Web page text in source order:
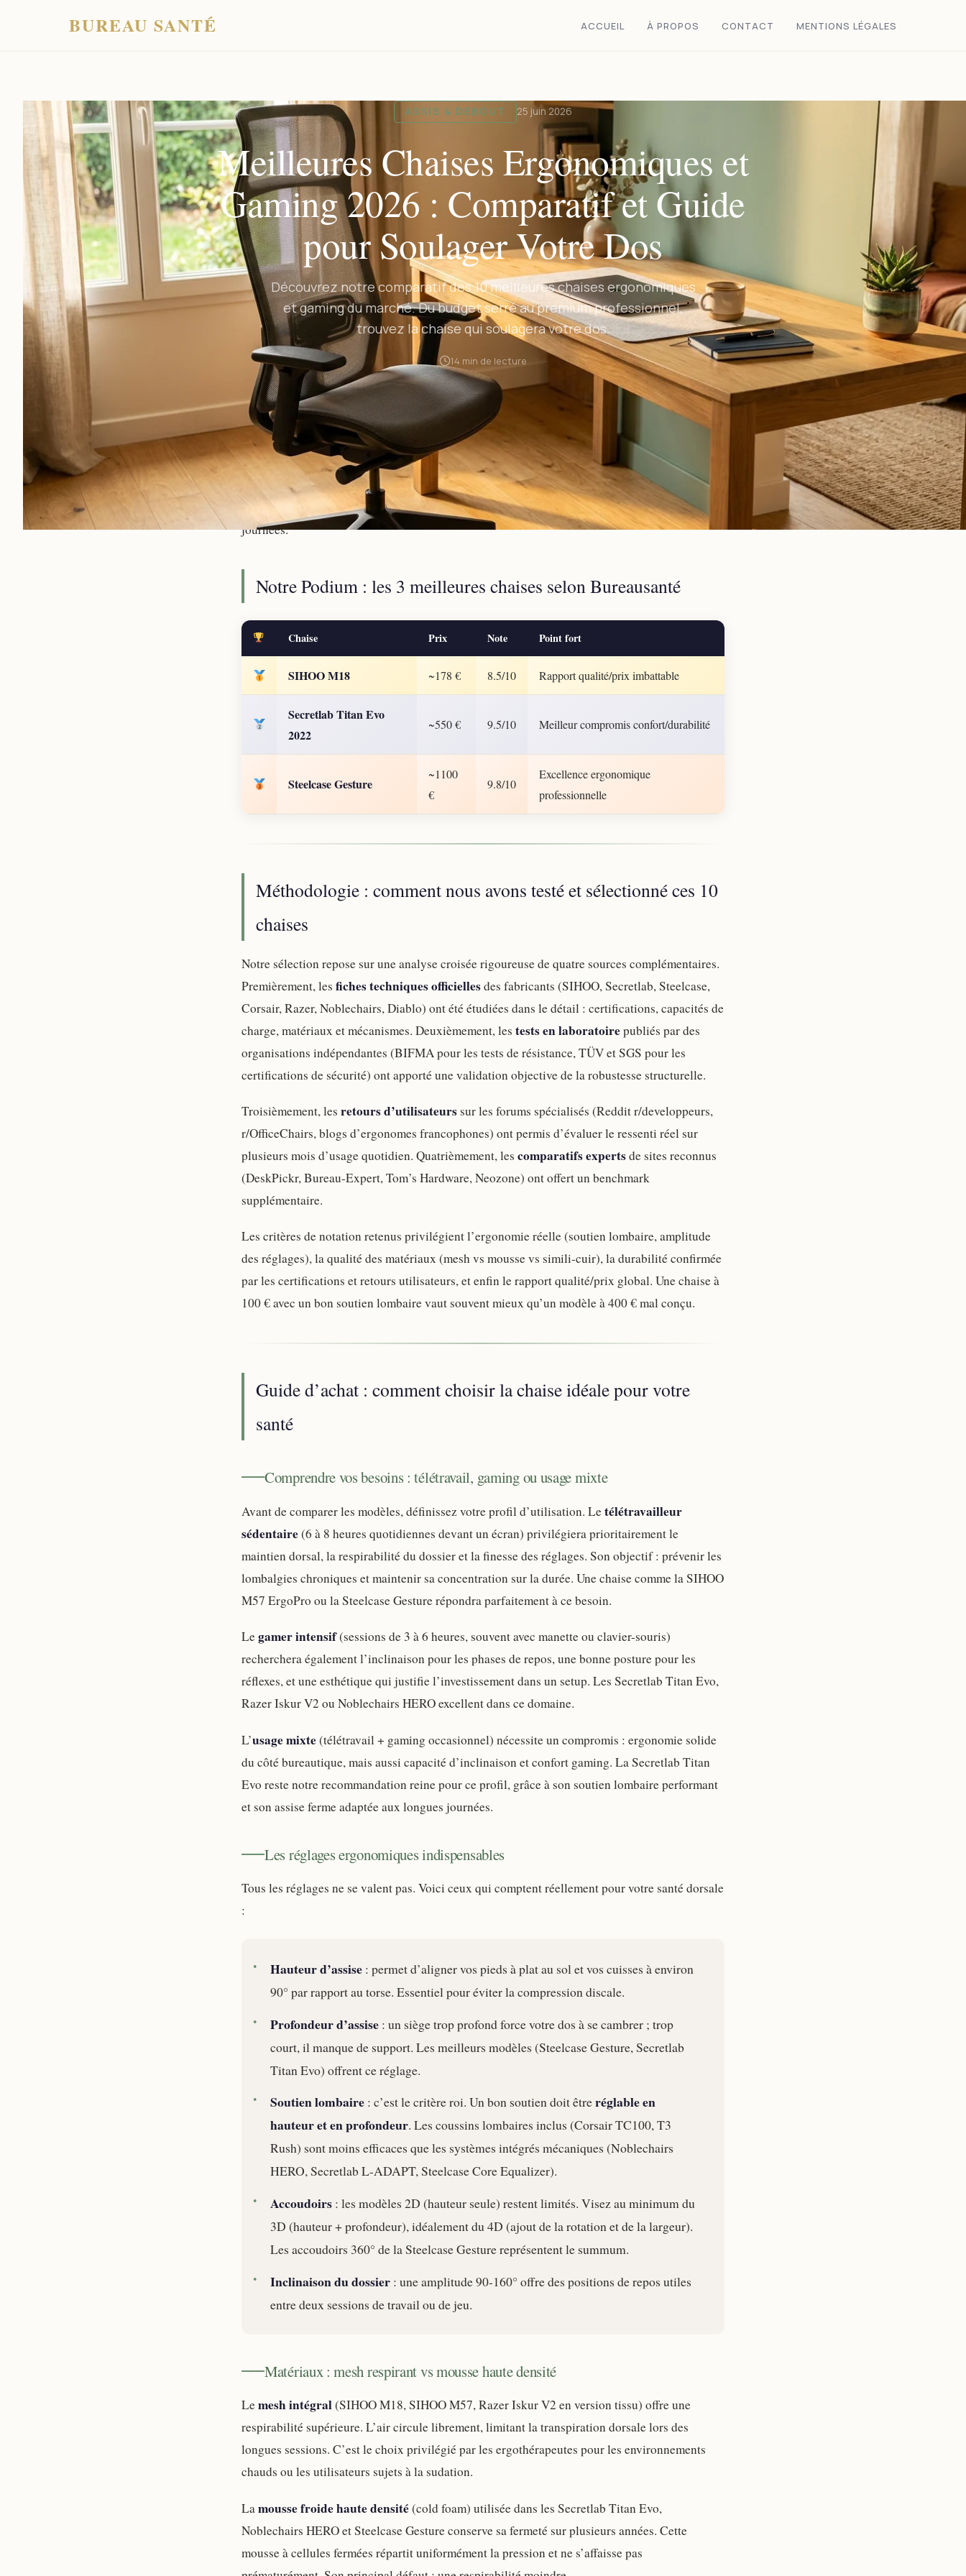
BUREAU SANTÉ ACCUEIL À PROPOS CONTACT MENTIONS LÉGALES
ASSIS & DEBOUT 25 juin 2026
Meilleures Chaises Ergonomiques et
Gaming 2026 : Comparatif et Guide
pour Soulager Votre Dos
Découvrez notre comparatif des 10 meilleures chaises ergonomiques
et gaming du marché. Du budget serré au premium professionnel,
trouvez la chaise qui soulagera votre dos.
14 min de lecture
Les douleurs dorsales liées au travail prolongé en position assise concernent aujourd’hui plus
de 60 % des actifs français. Face à ce constat, le choix d’une assise adaptée n’est plus un luxe
mais une nécessité. Bureausanté a analysé, décortiqué et comparé les 10 meilleures chaises
ergonomiques et gaming du marché pour vous permettre de trouver celle qui transformera vos
journées.
Notre Podium : les 3 meilleures chaises selon Bureausanté
Chaise Prix Note Point fort
SIHOO M18 ~178 € 8.5/10 Rapport qualité/prix imbattable
Secretlab Titan Evo
2022
~550 € 9.5/10 Meilleur compromis confort/durabilité
Steelcase Gesture
~1100
€
9.8/10
Excellence ergonomique
professionnelle
Méthodologie : comment nous avons testé et sélectionné ces 10
chaises
Notre sélection repose sur une analyse croisée rigoureuse de quatre sources complémentaires.
Premièrement, les fiches techniques officiellesdes fabricants (SIHOO, Secretlab, Steelcase,
Corsair, Razer, Noblechairs, Diablo) ont été étudiées dans le détail : certifications, capacités de
charge, matériaux et mécanismes. Deuxièmement, les tests en laboratoirepubliés par des
organisations indépendantes (BIFMA pour les tests de résistance, TÜV et SGS pour les
certifications de sécurité) ont apporté une validation objective de la robustesse structurelle.
Troisièmement, les retours d’utilisateurs sur les forums spécialisés (Reddit r/developpeurs,
r/OfficeChairs, blogs d’ergonomes francophones) ont permis d’évaluer le ressenti réel sur
plusieurs mois d’usage quotidien. Quatrièmement, les comparatifs expertsde sites reconnus
(DeskPickr, Bureau-Expert, Tom’s Hardware, Neozone) ont offert un benchmark
supplémentaire.
Les critères de notation retenus privilégient l’ergonomie réelle (soutien lombaire, amplitude
des réglages), la qualité des matériaux (mesh vs mousse vs simili-cuir), la durabilité confirmée
par les certifications et retours utilisateurs, et enfin le rapport qualité/prix global. Une chaise à
100 € avec un bon soutien lombaire vaut souvent mieux qu’un modèle à 400 € mal conçu.
Guide d’achat : comment choisir la chaise idéale pour votre
santé
Comprendre vos besoins : télétravail, gaming ou usage mixte
Avant de comparer les modèles, définissez votre profil d’utilisation. Letélétravailleur
sédentaire(6 à 8 heures quotidiennes devant un écran) privilégiera prioritairement le
maintien dorsal, la respirabilité du dossier et la finesse des réglages. Son objectif : prévenir les
lombalgies chroniques et maintenir sa concentration sur la durée. Une chaise comme la SIHOO
M57 ErgoPro ou la Steelcase Gesture répondra parfaitement à ce besoin.
Legamer intensif(sessions de 3 à 6 heures, souvent avec manette ou clavier-souris)
recherchera également l’inclinaison pour les phases de repos, une bonne posture pour les
réflexes, et une esthétique qui justifie l’investissement dans un setup. Les Secretlab Titan Evo,
Razer Iskur V2 ou Noblechairs HERO excellent dans ce domaine.
L’usage mixte(télétravail + gaming occasionnel) nécessite un compromis : ergonomie solide
du côté bureautique, mais aussi capacité d’inclinaison et confort gaming. La Secretlab Titan
Evo reste notre recommandation reine pour ce profil, grâce à son soutien lombaire performant
et son assise ferme adaptée aux longues journées.
Les réglages ergonomiques indispensables
Tous les réglages ne se valent pas. Voici ceux qui comptent réellement pour votre santé dorsale
:
Hauteur d’assise : permet d’aligner vos pieds à plat au sol et vos cuisses à environ
90° par rapport au torse. Essentiel pour éviter la compression discale.
Profondeur d’assise : un siège trop profond force votre dos à se cambrer ; trop
court, il manque de support. Les meilleurs modèles (Steelcase Gesture, Secretlab
Titan Evo) offrent ce réglage.
Soutien lombaire : c’est le critère roi. Un bon soutien doit êtreréglable en
hauteur et en profondeur. Les coussins lombaires inclus (Corsair TC100, T3
Rush) sont moins efficaces que les systèmes intégrés mécaniques (Noblechairs
HERO, Secretlab L-ADAPT, Steelcase Core Equalizer).
Accoudoirs : les modèles 2D (hauteur seule) restent limités. Visez au minimum du
3D (hauteur + profondeur), idéalement du 4D (ajout de la rotation et de la largeur).
Les accoudoirs 360° de la Steelcase Gesture représentent le summum.
Inclinaison du dossier : une amplitude 90-160° offre des positions de repos utiles
entre deux sessions de travail ou de jeu.
Matériaux : mesh respirant vs mousse haute densité
Lemesh intégral(SIHOO M18, SIHOO M57, Razer Iskur V2 en version tissu) offre une
respirabilité supérieure. L’air circule librement, limitant la transpiration dorsale lors des
longues sessions. C’est le choix privilégié par les ergothérapeutes pour les environnements
chauds ou les utilisateurs sujets à la sudation.
Lamousse froide haute densité(cold foam) utilisée dans les Secretlab Titan Evo,
Noblechairs HERO et Steelcase Gesture conserve sa fermeté sur plusieurs années. Cette
mousse à cellules fermées répartit uniformément la pression et ne s’affaisse pas